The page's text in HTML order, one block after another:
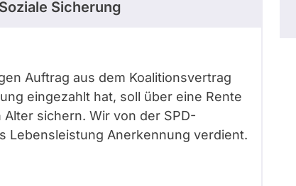
Sicherung
Auftrag aus dem Koalitionsvertrag
eingezahlt hat, soll über eine Rente
sichern. Wir von der SPD-
Lebensleistung Anerkennung verdient.